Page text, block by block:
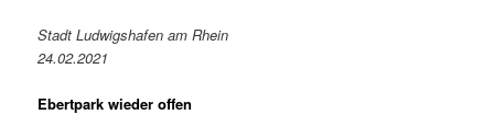
Stadt Ludwigshafen am Rhein
24.02.2021
Ebertpark wieder offen